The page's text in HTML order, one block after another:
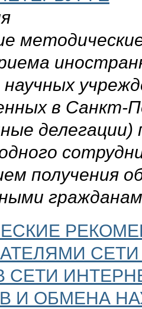
в Санкт-
делегации)
получения
СЕТИ
И ОБМЕНА